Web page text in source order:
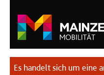
Es handelt sich um eine